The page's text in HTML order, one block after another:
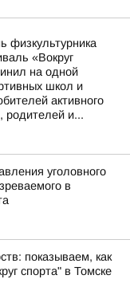
физкультурника
«Вокруг
на одной
школ и
активного
родителей и...
уголовного
в
показываем, как
спорта" в Томске